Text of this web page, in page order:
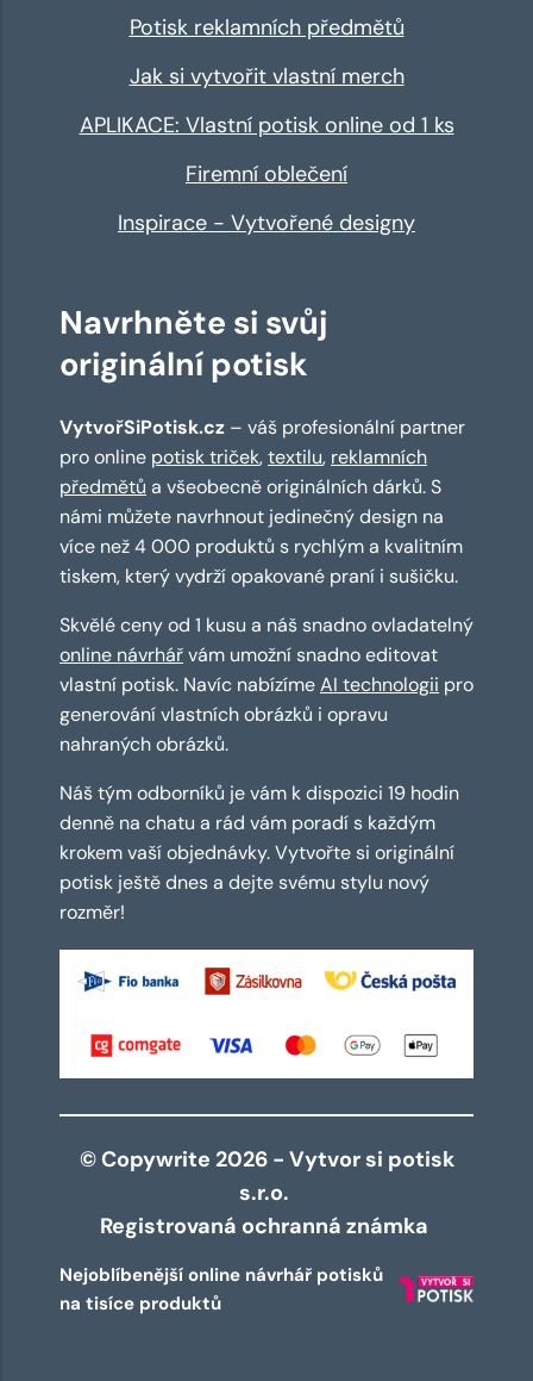
Potisk reklamních předmětů
Jak si vytvořit vlastní merch
APLIKACE: Vlastní potisk online od 1 ks
Firemní oblečení
Inspirace - Vytvořené designy
Navrhněte si svůj
originální potisk
VytvořSiPotisk.cz – váš profesionální partner
pro online potisk triček,textilu, reklamních
předmětů a všeobecně originálních dárků. S
námi můžete navrhnout jedinečný design na
více než 4 000 produktů s rychlým a kvalitním
tiskem, který vydrží opakované praní i sušičku.
Skvělé ceny od 1 kusu a náš snadno ovladatelný
online návrhářvám umožní snadno editovat
vlastní potisk. Navíc nabízímeAI technologii pro
generování vlastních obrázků i opravu
nahraných obrázků.
Náš tým odborníků je vám k dispozici 19 hodin
denně na chatu a rád vám poradí s každým
krokem vaší objednávky. Vytvořte si originální
potisk ještě dnes a dejte svému stylu nový
rozměr!
© Copywrite 2026 - Vytvor si potisk
s.r.o.
Registrovaná ochranná známka
Nejoblíbenější online návrhář potisků
na tisíce produktů